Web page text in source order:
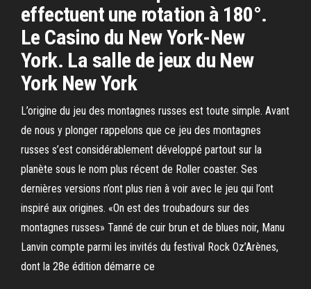
effectuent une rotation à 180°.
Le Casino du New York-New
York. La salle de jeux du New
York New York
L’origine du jeu des montagnes russes est toute simple. Avant
de nous y plonger rappelons que ce jeu des montagnes
russes s’est considérablement développé partout sur la
planète sous le nom plus récent de Roller coaster. Ses
dernières versions n’ont plus rien à voir avec le jeu qui l’ont
inspiré aux origines. «On est des troubadours sur des
montagnes russes» Tanné de cuir brun et de blues noir, Manu
Lanvin compte parmi les invités du festival Rock Oz’Arènes,
dont la 28e édition démarre ce